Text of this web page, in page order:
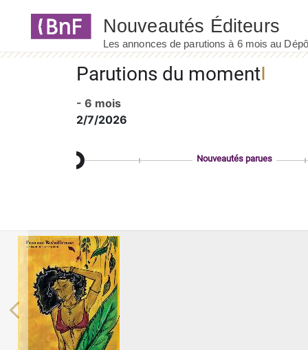
Parutions du moment
- 6 mois
2/7/2026
Nouveautés parues
Previous